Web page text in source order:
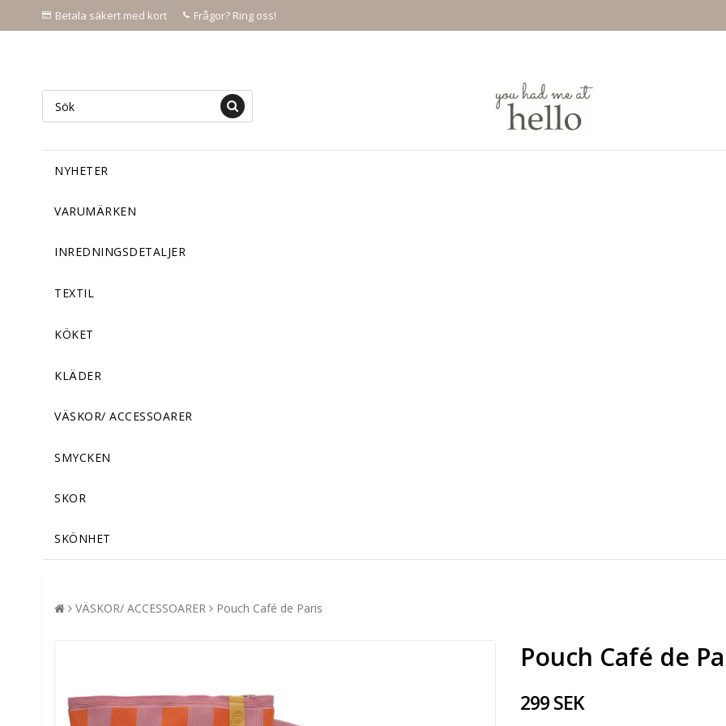
Betala säkert med kort Frågor? Ring oss!
NYHETER
VARUMÄRKEN
INREDNINGSDETALJER
TEXTIL
KÖKET
KLÄDER
VÄSKOR/ ACCESSOARER
SMYCKEN
SKOR
SKÖNHET
VÄSKOR/ ACCESSOARER Pouch Café de Paris
Pouch Café de
299 SEK